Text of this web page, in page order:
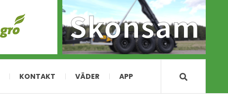
KONTAKT VÄDER APP